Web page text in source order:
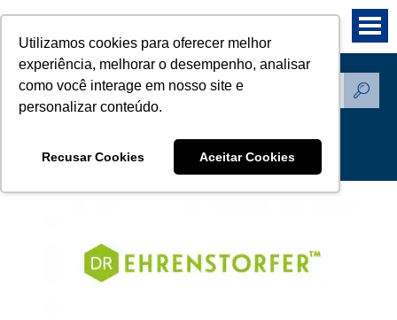
Utilizamos cookies para oferecer melhor
experiência, melhorar o desempenho, analisar
como você interage em nosso site e
personalizar conteúdo.
Recusar Cookies Aceitar Cookies
Produtos - Padrões de